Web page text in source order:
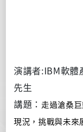
演講者:IBM軟體
先生
講題： 走過滄桑巨
現況，挑戰與未來